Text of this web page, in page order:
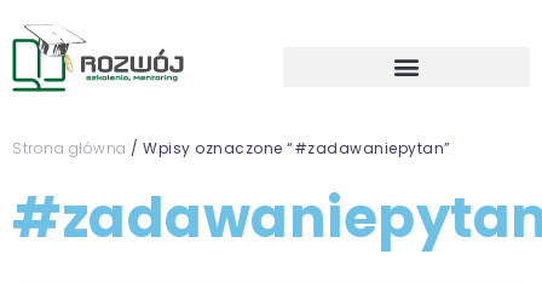
Strona główna / Wpisy oznaczone “#zadawaniepytan”